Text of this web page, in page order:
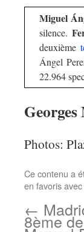
Miguel
silence.
deuxième
Ángel
22.964
Photos:
Ce contenu a
en favoris avec
←
8ème